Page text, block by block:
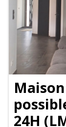
24H (